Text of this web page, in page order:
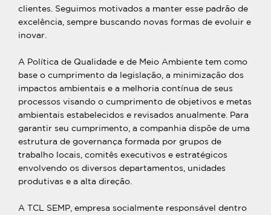
clientes. Seguimos motivados a manter esse padrão de
excelência, sempre buscando novas formas de evoluir e
inovar.
A Política de Qualidade e de Meio Ambiente tem como
base o cumprimento da legislação, a minimização dos
impactos ambientais e a melhoria contínua de seus
processos visando o cumprimento de objetivos e metas
ambientais estabelecidos e revisados anualmente. Para
garantir seu cumprimento, a companhia dispõe de uma
estrutura de governança formada por grupos de
trabalho locais, comitês executivos e estratégicos
envolvendo os diversos departamentos, unidades
produtivas e a alta direção.
A TCL SEMP, empresa socialmente responsável dentro